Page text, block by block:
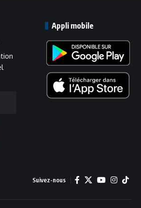
Appli mobile
Suivez-nous